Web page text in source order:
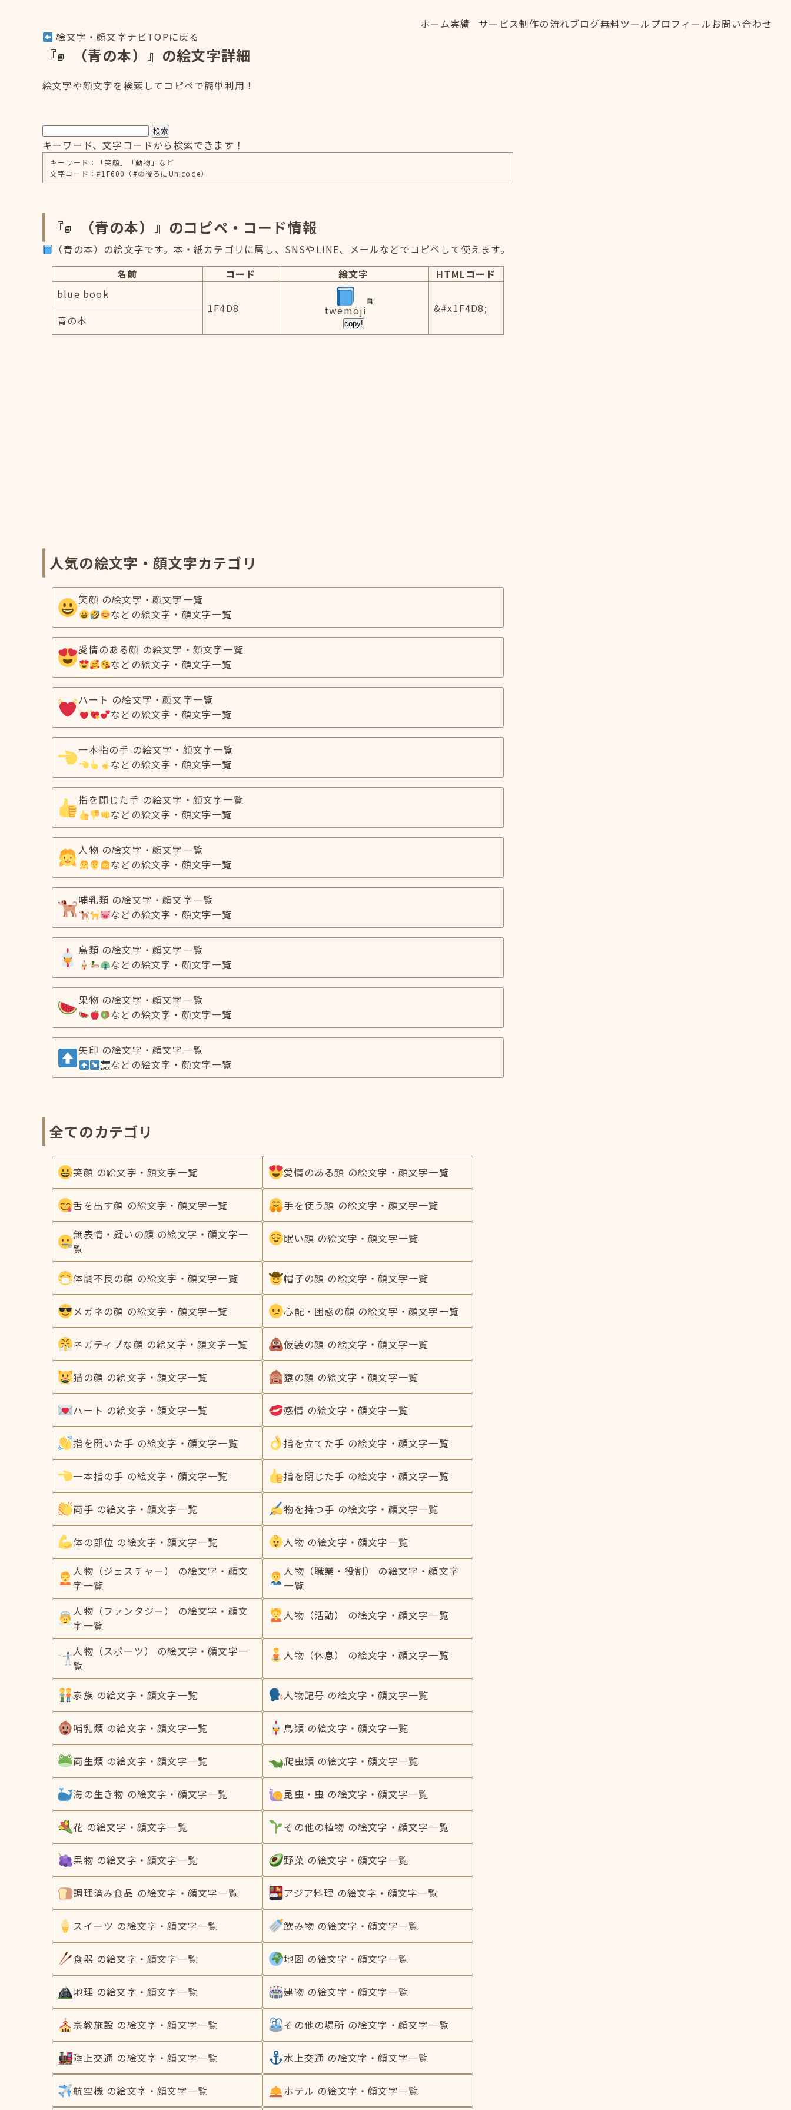
ホーム実績
サービス制作の流れブログ無料ツール プロフィールお問い合わせ
絵文字・顔文字ナビTOPに戻る
『 （青の本）』の絵文字詳細
絵文字や顔文字を検索してコピペで簡単利用！
検索
キーワード、文字コードから検索できます！
キーワード：「笑顔」「動物」など
文字コード：#1F600（#の後ろにUnicode）
『 （青の本）』のコピペ・コード情報
（青の本）の絵文字です。本・紙カテゴリに属し、SNSやLINE、メールなどでコピペして使えます。
名前
コード 絵文字
HTMLコード
blue book
1F4D8
twemoji
copy!
&#x1F4D8;
青の本
人気の絵文字・顔文字カテゴリ
笑顔 の絵文字・顔文字一覧
などの絵文字・顔文字一覧
愛情のある顔 の絵文字・顔文字一覧
などの絵文字・顔文字一覧
ハート の絵文字・顔文字一覧
などの絵文字・顔文字一覧
一本指の手 の絵文字・顔文字一覧
などの絵文字・顔文字一覧
指を閉じた手 の絵文字・顔文字一覧
などの絵文字・顔文字一覧
人物 の絵文字・顔文字一覧
などの絵文字・顔文字一覧
哺乳類 の絵文字・顔文字一覧
などの絵文字・顔文字一覧
鳥類 の絵文字・顔文字一覧
などの絵文字・顔文字一覧
果物 の絵文字・顔文字一覧
などの絵文字・顔文字一覧
矢印 の絵文字・顔文字一覧
などの絵文字・顔文字一覧
全てのカテゴリ
笑顔 の絵文字・顔文字一覧 愛情のある顔 の絵文字・顔文字一覧
舌を出す顔 の絵文字・顔文字一覧 手を使う顔 の絵文字・顔文字一覧
無表情・疑いの顔 の絵文字・顔文字一
覧
眠い顔 の絵文字・顔文字一覧
体調不良の顔 の絵文字・顔文字一覧 帽子の顔 の絵文字・顔文字一覧
メガネの顔 の絵文字・顔文字一覧 心配・困惑の顔 の絵文字・顔文字一覧
ネガティブな顔 の絵文字・顔文字一覧 仮装の顔 の絵文字・顔文字一覧
猫の顔 の絵文字・顔文字一覧 猿の顔 の絵文字・顔文字一覧
ハート の絵文字・顔文字一覧 感情 の絵文字・顔文字一覧
指を開いた手 の絵文字・顔文字一覧 指を立てた手 の絵文字・顔文字一覧
一本指の手 の絵文字・顔文字一覧 指を閉じた手 の絵文字・顔文字一覧
両手 の絵文字・顔文字一覧 物を持つ手 の絵文字・顔文字一覧
体の部位 の絵文字・顔文字一覧 人物 の絵文字・顔文字一覧
人物（ジェスチャー） の絵文字・顔文
字一覧
人物（職業・役割） の絵文字・顔文字
一覧
人物（ファンタジー） の絵文字・顔文
字一覧
人物（活動） の絵文字・顔文字一覧
人物（スポーツ） の絵文字・顔文字一
覧
人物（休息） の絵文字・顔文字一覧
家族 の絵文字・顔文字一覧 人物記号 の絵文字・顔文字一覧
哺乳類 の絵文字・顔文字一覧 鳥類 の絵文字・顔文字一覧
両生類 の絵文字・顔文字一覧 爬虫類 の絵文字・顔文字一覧
海の生き物 の絵文字・顔文字一覧 昆虫・虫 の絵文字・顔文字一覧
花 の絵文字・顔文字一覧 その他の植物 の絵文字・顔文字一覧
果物 の絵文字・顔文字一覧 野菜 の絵文字・顔文字一覧
調理済み食品 の絵文字・顔文字一覧 アジア料理 の絵文字・顔文字一覧
スイーツ の絵文字・顔文字一覧 飲み物 の絵文字・顔文字一覧
食器 の絵文字・顔文字一覧 地図 の絵文字・顔文字一覧
地理 の絵文字・顔文字一覧 建物 の絵文字・顔文字一覧
宗教施設 の絵文字・顔文字一覧 その他の場所 の絵文字・顔文字一覧
陸上交通 の絵文字・顔文字一覧 水上交通 の絵文字・顔文字一覧
航空機 の絵文字・顔文字一覧 ホテル の絵文字・顔文字一覧